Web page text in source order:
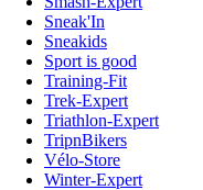
Sneak'In
Sneakids
Sport is good
Training-Fit
Trek-Expert
Triathlon-Expert
TripnBikers
Vélo-Store
Winter-Expert